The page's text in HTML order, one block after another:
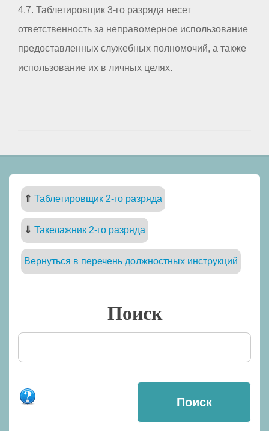
4.7. Таблетировщик 3-го разряда несет
ответственность за неправомерное использование
предоставленных служебных полномочий, а также
использование их в личных целях.
⇑ Таблетировщик 2-го разряда
⇓ Такелажник 2-го разряда
Вернуться в перечень должностных инструкций
Поиск